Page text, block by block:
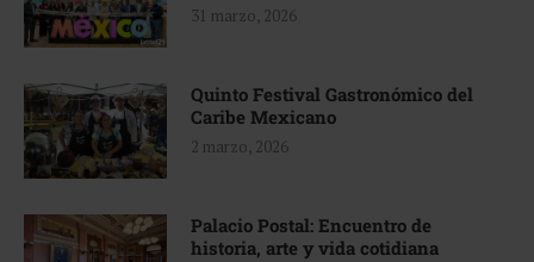
31 marzo, 2026
Quinto Festival Gastronómico del
Caribe Mexicano
2 marzo, 2026
Palacio Postal: Encuentro de
historia, arte y vida cotidiana